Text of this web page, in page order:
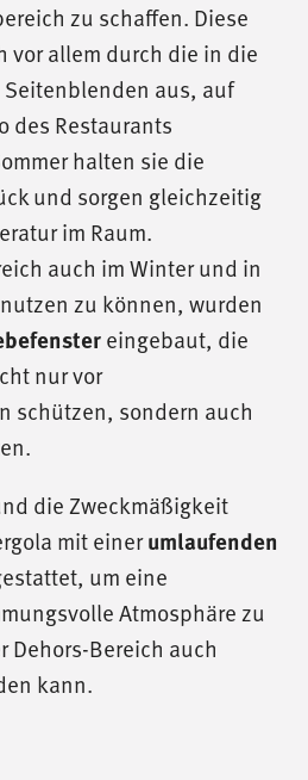
zu schaffen. Diese
vor allem durch die in die
aus, auf
des Restaurants
halten sie die
und sorgen gleichzeitig
im Raum.
auch im Winter und in
zu können, wurden
eingebaut, die
nur vor
schützen, sondern auch
die Zweckmäßigkeit
mit einerumlaufenden
um eine
Atmosphäre zu
Dehors-Bereich auch
kann.